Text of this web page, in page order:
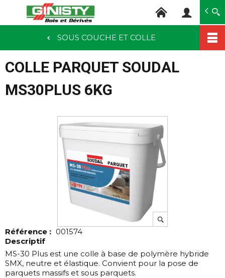
au
contenu
SOUS COUCHE ET COLLE
COLLE PARQUET SOUDAL
MS30PLUS 6KG
Référence : 001574
Descriptif
MS-30 Plus est une colle à base de polymère hybride
SMX, neutre et élastique. Convient pour la pose de
parquets massifs et sous parquets.